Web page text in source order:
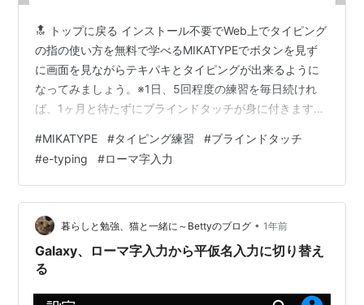
🔝 トップに戻る インストール不要でWeb上でタイピング
の指の使い方を無料で学べるMIKATYPEでボタンを見ず
に画面を見ながらテキパキとタイピングが出来るように
なってみましょう。※1日、5回程度の練習を毎日続けれ
ば、1ヶ月と待たずにブラインドタッチが身に付きます
こから先はマウスは使いません。 数字の1を押します。※
テンキーの1ではなくキーボード上段の1です。 この画面
↓になります。 もう1度、数字の1（ホームポジション）
を押します。 これが、通常の指を置く位置です。左か
ら、A（左手の小指）、S（薬指）、D（中指）、F（…
#MIKATYPE #タイピング練習 #ブラインドタッチ
#e-typing #ローマ字入力
暮らしと勉強、猫と一緒に～Bettyのブログ • 1年前
Galaxy、ローマ字入力から平仮名入力に切り替え
る